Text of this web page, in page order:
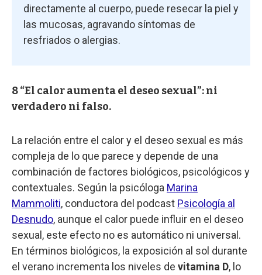
directamente al cuerpo, puede resecar la piel y
las mucosas, agravando síntomas de
resfriados o alergias.
8 “El calor aumenta el deseo sexual”: ni
verdadero ni falso.
La relación entre el calor y el deseo sexual es más
compleja de lo que parece y depende de una
combinación de factores biológicos, psicológicos y
contextuales. Según la psicóloga Marina
Mammoliti, conductora del podcast Psicología al
Desnudo, aunque el calor puede influir en el deseo
sexual, este efecto no es automático ni universal.
En términos biológicos, la exposición al sol durante
el verano incrementa los niveles de vitamina D, lo